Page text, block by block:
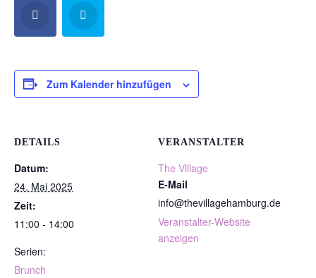
Zum Kalender hinzufügen
DETAILS
Datum:
24. Mai 2025
Zeit:
11:00 - 14:00
Serien:
Brunch
VERANSTALTER
The Village
E-Mail
info@thevillagehamburg.de
Veranstalter-Website
anzeigen